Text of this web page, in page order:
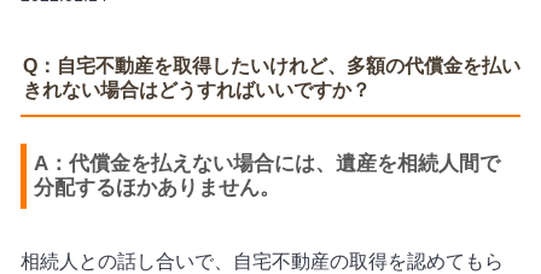
Q：自宅不動産を取得したいけれど、多額の代償金を払い
きれない場合はどうすればいいですか？
A：代償金を払えない場合には、遺産を相続人間で
分配するほかありません。
相続人との話し合いで、自宅不動産の取得を認めてもら